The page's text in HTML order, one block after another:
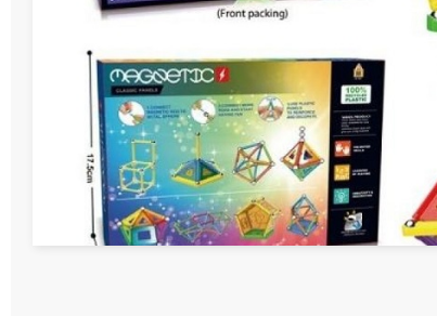
Διάφορες
Σπόρ